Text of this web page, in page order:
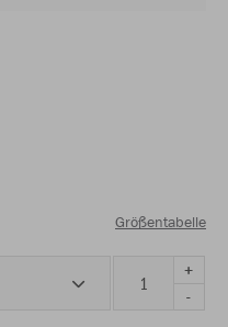
Größentabelle
+
-